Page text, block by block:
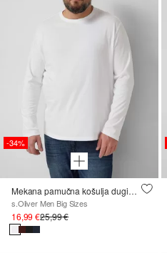
-34%
Mekana pamučna košulja dugih rukava
s.Oliver Men Big Sizes
16,99 €25,99 €